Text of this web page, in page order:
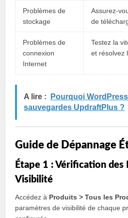
Problèmes de
stockage
Assurez-
de
Problèmes de
connexion
Internet
Testez la
et résolvez
A lire :
Pourquoi
sauvegardes UpdraftPlus ?
Guide de Dépannage
Étape 1 : Vérification des
Visibilité
Accédez à Produits > Tous les
paramètres de visibilité de chaque